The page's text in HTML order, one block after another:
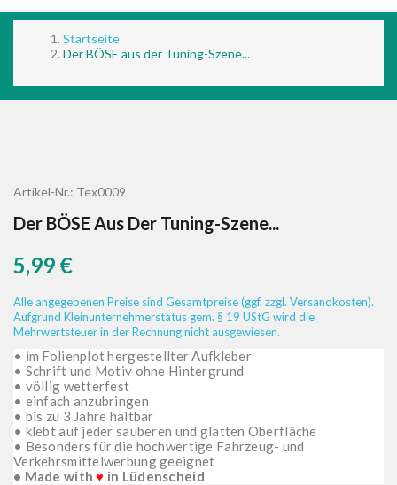
Startseite
Der BÖSE aus der Tuning-Szene...
Artikel-Nr.: Tex0009
Der BÖSE Aus Der Tuning-Szene...
5,99 €
Alle angegebenen Preise sind Gesamtpreise (ggf. zzgl. Versandkosten).
Aufgrund Kleinunternehmerstatus gem. § 19 UStG wird die
Mehrwertsteuer in der Rechnung nicht ausgewiesen.
• im Folienplot hergestellter Aufkleber
• Schrift und Motiv ohne Hintergrund
• völlig wetterfest
• einfach anzubringen
• bis zu 3 Jahre haltbar
• klebt auf jeder sauberen und glatten Oberfläche
• Besonders für die hochwertige Fahrzeug- und
Verkehrsmittelwerbung geeignet
• Made with♥ in Lüdenscheid